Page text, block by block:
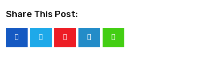
Share This Post: